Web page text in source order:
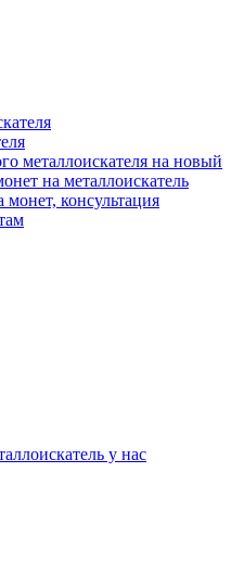
металлоискателя на новый
на металлоискатель
консультация
у нас